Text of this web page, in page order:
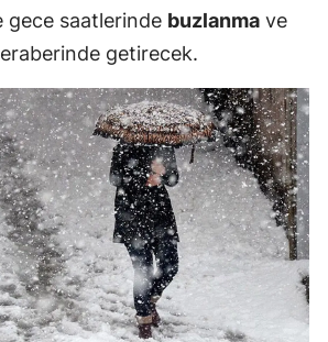
gece saatlerinde buzlanma ve
getirecek.